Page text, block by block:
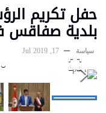
حفل تكريم
بلدية صفاقس
سياسة